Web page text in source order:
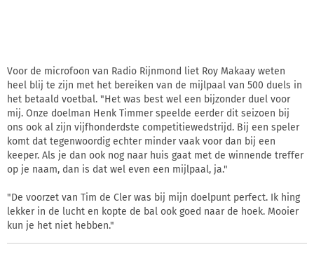
Voor de microfoon van Radio Rijnmond liet Roy Makaay weten
heel blij te zijn met het bereiken van de mijlpaal van 500 duels in
het betaald voetbal. "Het was best wel een bijzonder duel voor
mij. Onze doelman Henk Timmer speelde eerder dit seizoen bij
ons ook al zijn vijfhonderdste competitiewedstrijd. Bij een speler
komt dat tegenwoordig echter minder vaak voor dan bij een
keeper. Als je dan ook nog naar huis gaat met de winnende treffer
op je naam, dan is dat wel even een mijlpaal, ja."
"De voorzet van Tim de Cler was bij mijn doelpunt perfect. Ik hing
lekker in de lucht en kopte de bal ook goed naar de hoek. Mooier
kun je het niet hebben."